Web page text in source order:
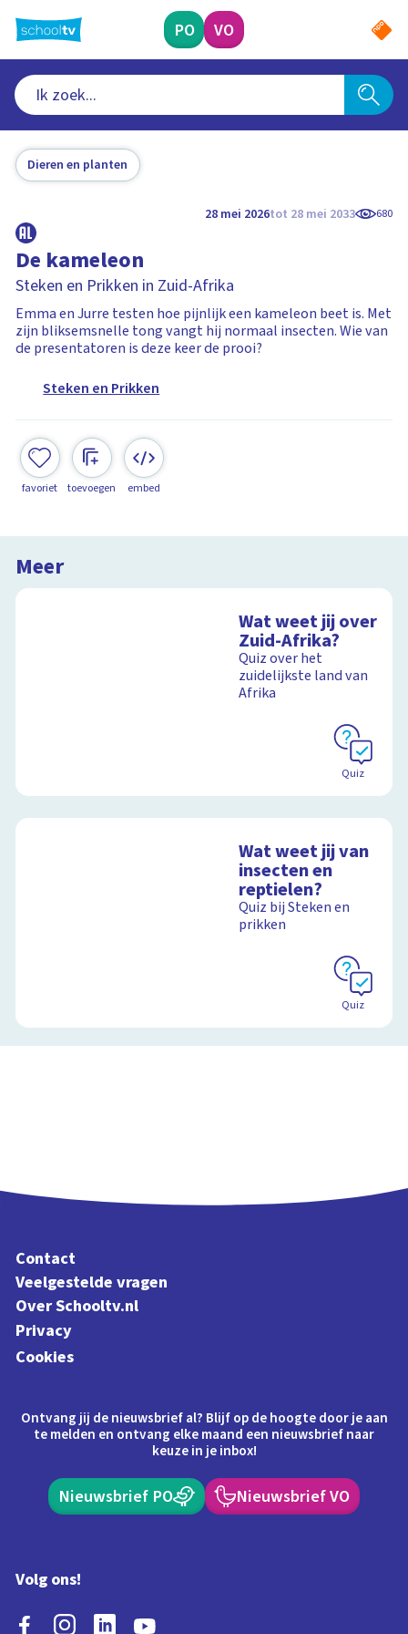
naar
hoofdinhoud
PO VO
Dieren en planten
28 mei 2026tot 28 mei 2033 680
De kameleon
Steken en Prikken in Zuid-Afrika
Emma en Jurre testen hoe pijnlijk een kameleon beet is. Met
zijn bliksemsnelle tong vangt hij normaal insecten. Wie van
de presentatoren is deze keer de prooi?
Steken en Prikken
favoriet toevoegen embed
Meer
Wat weet jij over
Zuid-Afrika?
Quiz over het
zuidelijkste land van
Afrika
Quiz
Wat weet jij van
insecten en
reptielen?
Quiz bij Steken en
prikken
Quiz
Contact
Veelgestelde vragen
Over Schooltv.nl
Privacy
Cookies
Ontvang jij de nieuwsbrief al? Blijf op de hoogte door je aan
te melden en ontvang elke maand een nieuwsbrief naar
keuze in je inbox!
Nieuwsbrief PO Nieuwsbrief VO
Volg ons!